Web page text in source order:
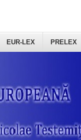
EUR-LEX PRELEX